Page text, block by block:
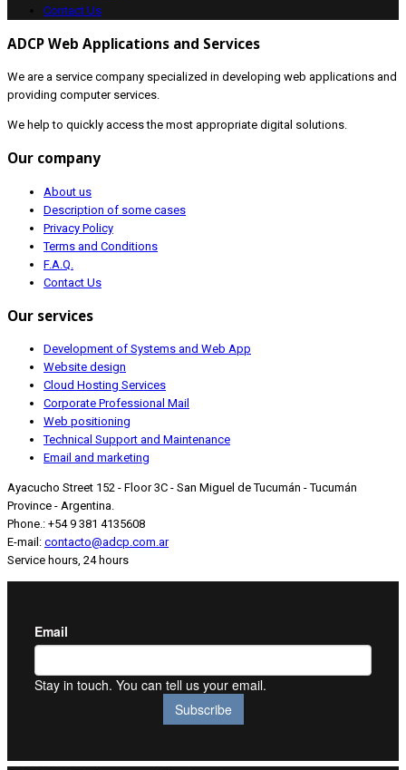
Contact Us
ADCP Web Applications and Services
We are a service company specialized in developing web applications and
providing computer services.
We help to quickly access the most appropriate digital solutions.
Our company
About us
Description of some cases
Privacy Policy
Terms and Conditions
F.A.Q.
Contact Us
Our services
Development of Systems and Web App
Website design
Cloud Hosting Services
Corporate Professional Mail
Web positioning
Technical Support and Maintenance
Email and marketing
Ayacucho Street 152 - Floor 3C - San Miguel de Tucumán - Tucumán
Province - Argentina.
Phone.: +54 9 381 4135608
E-mail: contacto@adcp.com.ar
Service hours, 24 hours